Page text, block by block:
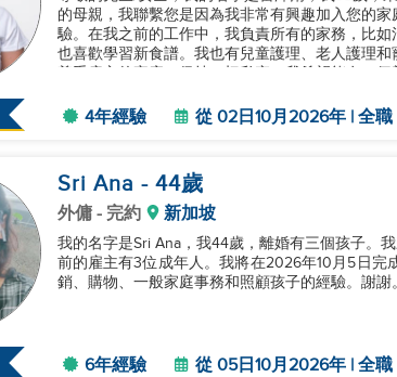
的母親，我聯繫您是因為我非常有興趣加入您的
驗。在我之前的工作中，我負責所有的家務，比
也喜歡學習新食譜。我也有兒童護理、老人護理
4年經驗 從 02日10月2026年 | 全職
Sri Ana - 44歲
外傭 - 完約 新加坡
我的名字是Sri Ana，我44歲，離婚有三個孩子。
前的雇主有3位成年人。我將在2026年10月5日
銷、購物、一般家庭事務和照顧孩子的經驗。謝謝
6年經驗 從 05日10月2026年 | 全職